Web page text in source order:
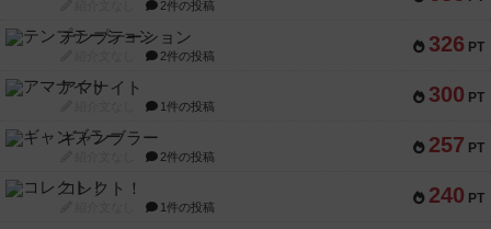
2件の投稿
326 PT
テンプテーション
2件の投稿
300 PT
アマナイト
1件の投稿
257 PT
ギャンブラー
2件の投稿
240 PT
コレクト！
1件の投稿